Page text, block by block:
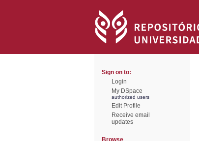
Sign on to:
Login
My DSpace
authorized users
Edit Profile
Receive email
updates
Browse